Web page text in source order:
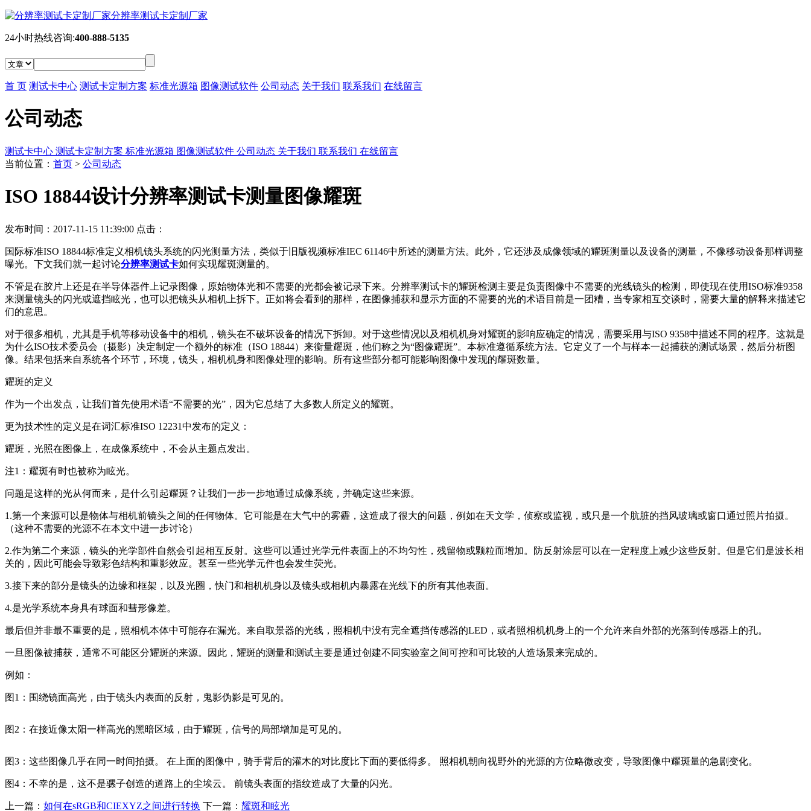
分辨率测试卡定制厂家
24小时热线咨询:400-888-5135
首 页 测试卡中心 测试卡定制方案 标准光源箱 图像测试软件 公司动态 关于我们 联系我们 在线留言
公司动态
测试卡中心 测试卡定制方案 标准光源箱 图像测试软件 公司动态 关于我们 联系我们 在线留言
当前位置： 首页 > 公司动态
ISO 18844设计分辨率测试卡测量图像耀斑
发布时间：2017-11-15 11:39:00 点击：
国际标准ISO 18844标准定义相机镜头系统的闪光测量方法，类似于旧版视频标准IEC 61146中所述的测量方法。此外，它还涉及成像领域的耀斑测量以及设备的测量，不像移动设备那样调整
曝光。下文我们就一起讨论分辨率测试卡如何实现耀斑测量的。
不管是在胶片上还是在半导体器件上记录图像，原始物体光和不需要的光都会被记录下来。分辨率测试卡的耀斑检测主要是负责图像中不需要的光线镜头的检测，即使现在使用ISO标准9358
来测量镜头的闪光或遮挡眩光，也可以把镜头从相机上拆下。正如将会看到的那样，在图像捕获和显示方面的不需要的光的术语目前是一团糟，当专家相互交谈时，需要大量的解释来描述它
们的意思。
对于很多相机，尤其是手机等移动设备中的相机，镜头在不破坏设备的情况下拆卸。对于这些情况以及相机机身对耀斑的影响应确定的情况，需要采用与ISO 9358中描述不同的程序。这就是
为什么ISO技术委员会（摄影）决定制定一个额外的标准（ISO 18844）来衡量耀斑，他们称之为“图像耀斑”。本标准遵循系统方法。它定义了一个与样本一起捕获的测试场景，然后分析图
像。结果包括来自系统各个环节，环境，镜头，相机机身和图像处理的影响。所有这些部分都可能影响图像中发现的耀斑数量。
耀斑的定义
作为一个出发点，让我们首先使用术语“不需要的光”，因为它总结了大多数人所定义的耀斑。
更为技术性的定义是在词汇标准ISO 12231中发布的定义：
耀斑，光照在图像上，在成像系统中，不会从主题点发出。
注1：耀斑有时也被称为眩光。
问题是这样的光从何而来，是什么引起耀斑？让我们一步一步地通过成像系统，并确定这些来源。
1.第一个来源可以是物体与相机前镜头之间的任何物体。它可能是在大气中的雾霾，这造成了很大的问题，例如在天文学，侦察或监视，或只是一个肮脏的挡风玻璃或窗口通过照片拍摄。
（这种不需要的光源不在本文中进一步讨论）
2.作为第二个来源，镜头的光学部件自然会引起相互反射。这些可以通过光学元件表面上的不均匀性，残留物或颗粒而增加。防反射涂层可以在一定程度上减少这些反射。但是它们是波长相
关的，因此可能会导致彩色结构和重影效应。甚至一些光学元件也会发生荧光。
3.接下来的部分是镜头的边缘和框架，以及光圈，快门和相机机身以及镜头或相机内暴露在光线下的所有其他表面。
4.是光学系统本身具有球面和彗形像差。
最后但并非最不重要的是，照相机本体中可能存在漏光。来自取景器的光线，照相机中没有完全遮挡传感器的LED，或者照相机机身上的一个允许来自外部的光落到传感器上的孔。
一旦图像被捕获，通常不可能区分耀斑的来源。因此，耀斑的测量和测试主要是通过创建不同实验室之间可控和可比较的人造场景来完成的。
例如：
图1：围绕镜面高光，由于镜头内表面的反射，鬼影伪影是可见的。
图2：在接近像太阳一样高光的黑暗区域，由于耀斑，信号的局部增加是可见的。
图3：这些图像几乎在同一时间拍摄。 在上面的图像中，骑手背后的灌木的对比度比下面的要低得多。 照相机朝向视野外的光源的方位略微改变，导致图像中耀斑量的急剧变化。
图4：不幸的是，这不是骡子创造的道路上的尘埃云。 前镜头表面的指纹造成了大量的闪光。
上一篇： 如何在sRGB和CIEXYZ之间进行转换 下一篇： 耀斑和眩光